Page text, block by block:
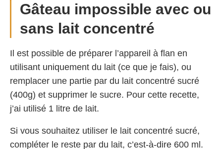
Gâteau impossible avec ou
sans lait concentré
Il est possible de préparer l’appareil à flan en
utilisant uniquement du lait (ce que je fais), ou
remplacer une partie par du lait concentré sucré
(400g) et supprimer le sucre. Pour cette recette,
j’ai utilisé 1 litre de lait.
Si vous souhaitez utiliser le lait concentré sucré,
compléter le reste par du lait, c’est-à-dire 600 ml.